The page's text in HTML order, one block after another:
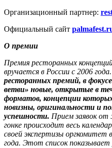
Организационный партнер:
Официальный сайт
О премии
Премия ресторанных
вручается в России с 2006 года.
ресторанных премий, в
ветви» новые, открытые в
форматов, концепции
новизны, оригинальности и
успешности. Прием заявок
гонке происходит весь
своей экспертизы
года. Этот список показывает